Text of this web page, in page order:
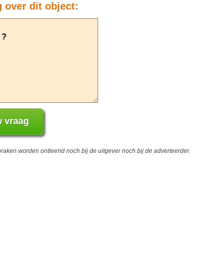
over dit object:
worden ontleend noch bij de uitgever noch bij de adverteerder.